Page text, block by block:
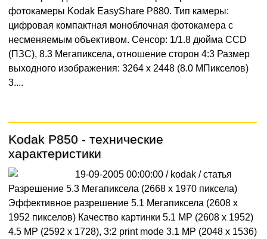
фотокамеры Kodak EasyShare P880. Тип камеры:
цифровая компактная моноблочная фотокамера с
несменяемым объективом. Сенсор: 1/1.8 дюйма CCD
(ПЗС), 8.3 Мегапиксела, отношение сторон 4:3 Размер
выходного изображения: 3264 x 2448 (8.0 МПикселов)
3....
Kodak P850 - технические
характеристики
19-09-2005 00:00:00 / kodak /статья
Разрешение 5.3 Мегапиксела (2668 x 1970 пиксела)
Эффективное разрешение 5.1 Мегапиксела (2608 x
1952 пикселов) Качество картинки 5.1 MP (2608 x 1952)
4.5 MP (2592 x 1728), 3:2 print mode 3.1 MP (2048 x 1536)